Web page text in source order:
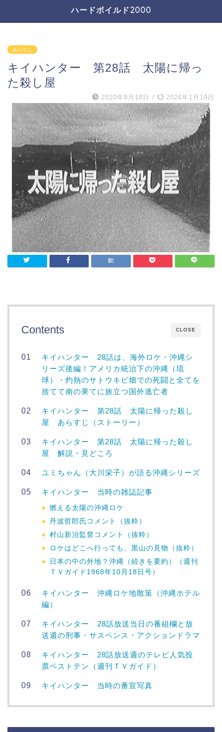
ハードボイルド2000
あらすじ
キイハンター 第28話 太陽に帰っ
た殺し屋
2020年8月18日 / 2026年1月19日
CLOSE
Contents
キイハンター 28話は、海外ロケ・沖縄シ
リーズ後編！アメリカ統治下の沖縄（琉
球）・灼熱のサトウキビ畑での死闘と全てを
捨てて南の果てに旅立つ国外逃亡者
キイハンター 第28話 太陽に帰った殺し
屋 あらすじ（ストーリー）
キイハンター 第28話 太陽に帰った殺し
屋 解説・見どころ
ユミちゃん（大川栄子）が語る沖縄シリーズ
キイハンター 当時の雑誌記事
燃える太陽の沖縄ロケ
丹波哲郎氏コメント（抜粋）
村山新治監督コメント（抜粋）
ロケはどこへ行っても、黒山の見物（抜粋）
日本の中の外地？沖縄（続きを要約）（週刊
ＴＶガイド1968年10月18日号）
キイハンター 沖縄ロケ地散策（沖縄ホテル
編）
キイハンター 28話放送当日の番組欄と放
送週の刑事・サスペンス・アクションドラマ
キイハンター 28話放送週のテレビ人気投
票ベストテン（週刊ＴＶガイド）
キイハンター 当時の番宣写真